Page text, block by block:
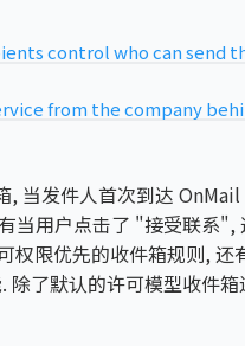
control who can send
from the company
当发件人首次到达 OnMail
当用户点击了 "接受联系",
权限优先的收件箱规则, 还
除了默认的许可模型收件箱